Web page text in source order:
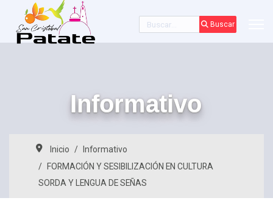
Buscar Buscar
Informativo
Inicio
Informativo
FORMACIÓN Y SESIBILIZACIÓN EN CULTURA
SORDA Y LENGUA DE SEÑAS